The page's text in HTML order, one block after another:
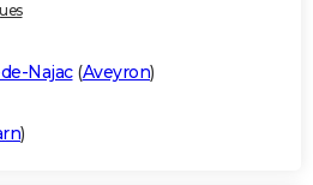
Najac(Aveyron)
)